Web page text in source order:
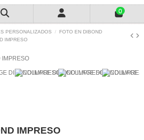
0
PERSONALIZADOS
FOTO EN DIBOND
IMPRESO
IMPRESO